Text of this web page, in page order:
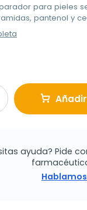
para pieles
pantenol y
ayuda? Pide
Hablamos